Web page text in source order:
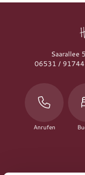
Saarallee 5
06531 /
Anrufen